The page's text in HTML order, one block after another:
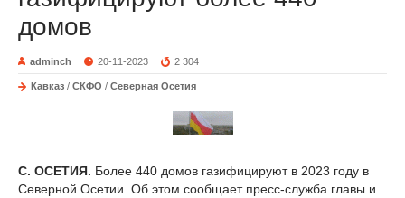
домов
adminch 20-11-2023 2 304
Кавказ / СКФО / Северная Осетия
С. ОСЕТИЯ. Более 440 домов газифицируют в 2023 году в
Северной Осетии. Об этом сообщает пресс-служба главы и